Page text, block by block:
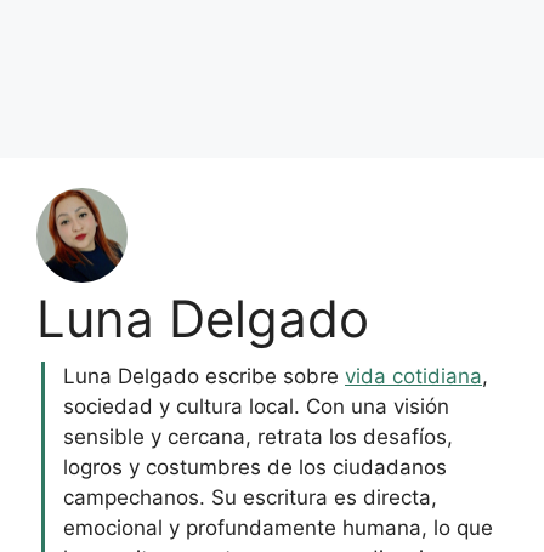
Luna Delgado
Luna Delgado escribe sobre vida cotidiana,
sociedad y cultura local. Con una visión
sensible y cercana, retrata los desafíos,
logros y costumbres de los ciudadanos
campechanos. Su escritura es directa,
emocional y profundamente humana, lo que